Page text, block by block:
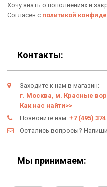
Отзывы о Bag &
Гарантия
Условия возврата
Оферта
Политика
Новинки
Подарки
Хочу знать о пополнениях и
Согласен с политикой
Контакты:
Заходите к нам в магазин:
г. Москва, м. Красные
Как нас найти>>
Позвоните нам: +7 (495) 374
Остались вопросы?
Мы принимаем: